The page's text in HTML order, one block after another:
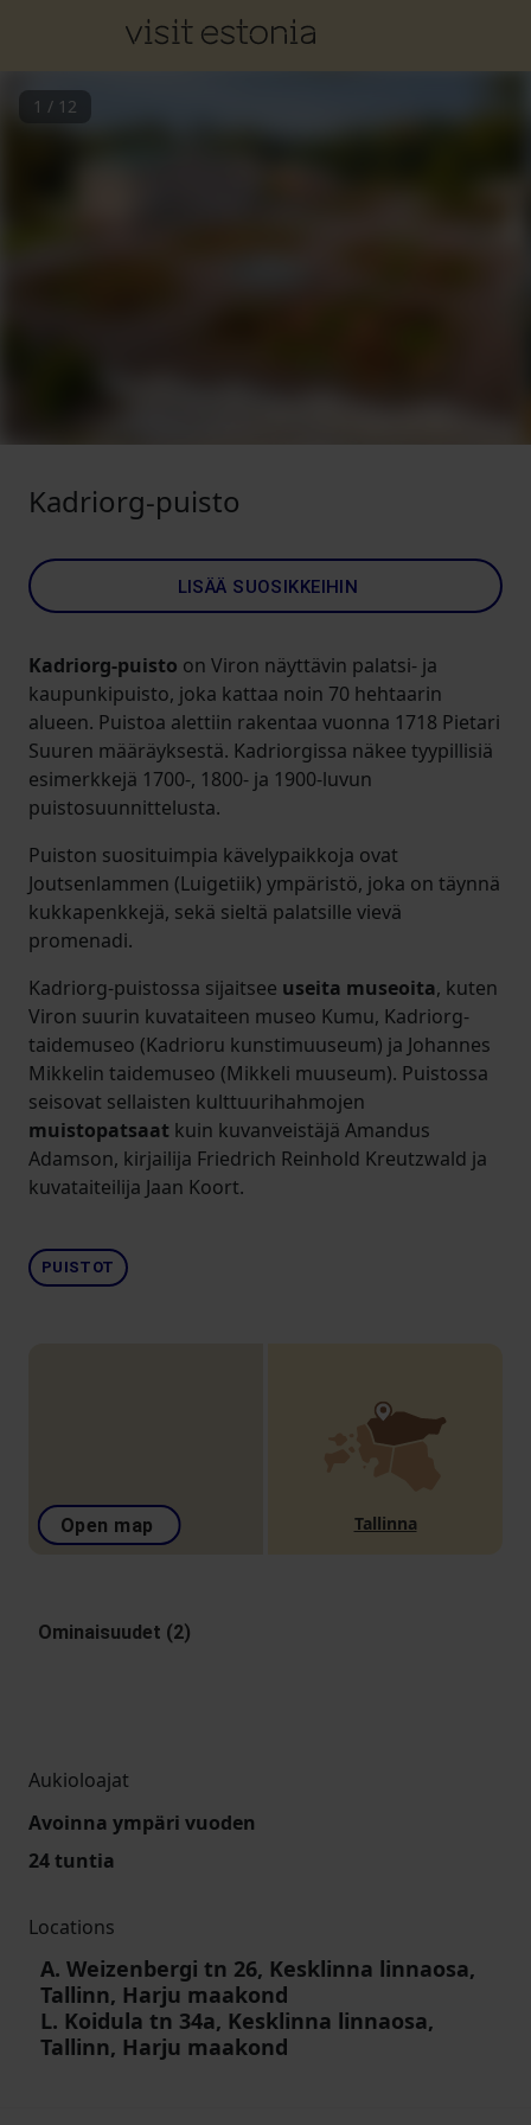
1 / 12
Kadriorg-puisto
LISÄÄ SUOSIKKEIHIN
Kadriorg-puisto on Viron näyttävin palatsi- ja
kaupunkipuisto, joka kattaa noin 70 hehtaarin
alueen. Puistoa alettiin rakentaa vuonna 1718 Pietari
Suuren määräyksestä. Kadriorgissa näkee tyypillisiä
esimerkkejä 1700-, 1800- ja 1900-luvun
puistosuunnittelusta.
Puiston suosituimpia kävelypaikkoja ovat
Joutsenlammen (Luigetiik) ympäristö, joka on täynnä
kukkapenkkejä, sekä sieltä palatsille vievä
promenadi.
Kadriorg-puistossa sijaitsee useita museoita, kuten
Viron suurin kuvataiteen museo Kumu, Kadriorg-
taidemuseo (Kadrioru kunstimuuseum) ja Johannes
Mikkelin taidemuseo (Mikkeli muuseum). Puistossa
seisovat sellaisten kulttuurihahmojen
muistopatsaat kuin kuvanveistäjä Amandus
Adamson, kirjailija Friedrich Reinhold Kreutzwald ja
kuvataiteilija Jaan Koort.
PUISTOT
Open map Tallinna
Ominaisuudet (2)
Aukioloajat
Avoinna ympäri vuoden
24 tuntia
Locations
A. Weizenbergi tn 26, Kesklinna linnaosa,
Tallinn, Harju maakond
L. Koidula tn 34a, Kesklinna linnaosa,
Tallinn, Harju maakond